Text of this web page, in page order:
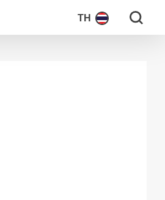
TH Search